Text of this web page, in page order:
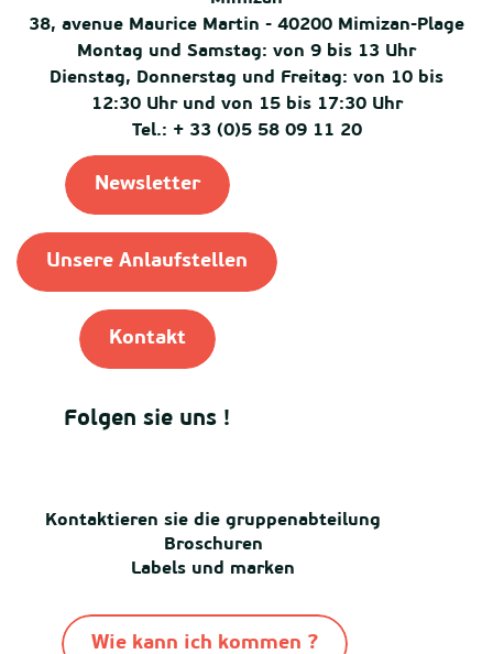
38, avenue Maurice Martin - 40200 Mimizan-Plage
Montag und Samstag: von 9 bis 13 Uhr
Dienstag, Donnerstag und Freitag: von 10 bis
12:30 Uhr und von 15 bis 17:30 Uhr
Tel.: + 33 (0)5 58 09 11 20
Newsletter
Unsere Anlaufstellen
Kontakt
Folgen sie uns !
Kontaktieren sie die gruppenabteilung
Broschuren
Labels und marken
Wie kann ich kommen ?